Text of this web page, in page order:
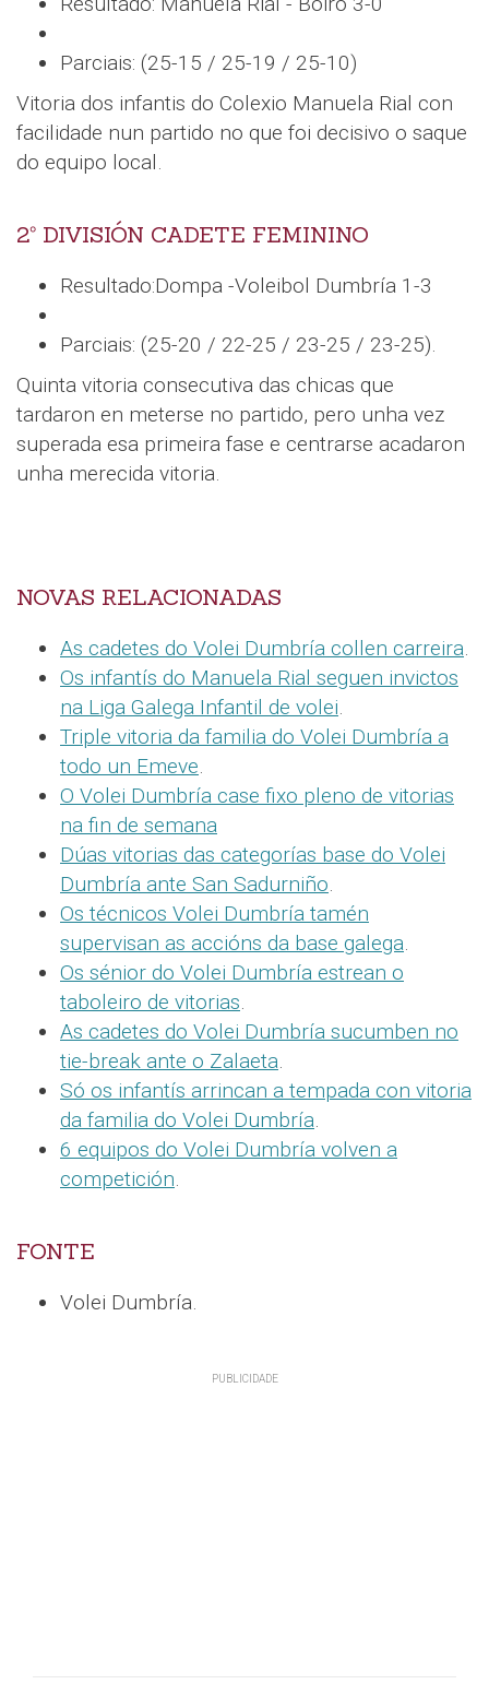
Parciais: (25-15 / 25-19 / 25-10)
Vitoria dos infantis do Colexio Manuela Rial con
facilidade nun partido no que foi decisivo o saque
do equipo local.
2º DIVISIÓN CADETE FEMININO
Resultado:Dompa -Voleibol Dumbría 1-3
Parciais: (25-20 / 22-25 / 23-25 / 23-25).
Quinta vitoria consecutiva das chicas que
tardaron en meterse no partido, pero unha vez
superada esa primeira fase e centrarse acadaron
unha merecida vitoria.
NOVAS RELACIONADAS
As cadetes do Volei Dumbría collen carreira.
Os infantís do Manuela Rial seguen invictos
na Liga Galega Infantil de volei.
Triple vitoria da familia do Volei Dumbría a
todo un Emeve.
O Volei Dumbría case fixo pleno de vitorias
na fin de semana
Dúas vitorias das categorías base do Volei
Dumbría ante San Sadurniño.
Os técnicos Volei Dumbría tamén
supervisan as accións da base galega.
Os sénior do Volei Dumbría estrean o
taboleiro de vitorias.
As cadetes do Volei Dumbría sucumben no
tie-break ante o Zalaeta.
Só os infantís arrincan a tempada con vitoria
da familia do Volei Dumbría.
6 equipos do Volei Dumbría volven a
competición.
FONTE
Volei Dumbría.